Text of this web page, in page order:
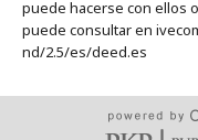
puede hacerse con ellos
puede consultar en
nd/2.5/es/deed.es